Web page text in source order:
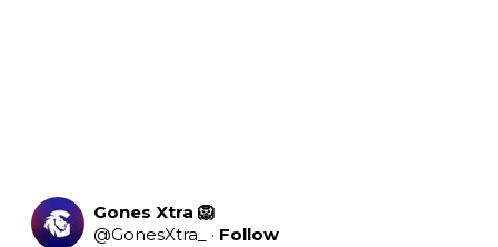
Gones Xtra 🦁
@GonesXtra_ · Follow